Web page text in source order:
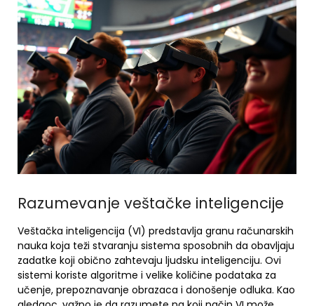
Razumevanje veštačke inteligencije
Veštačka inteligencija (VI) predstavlja granu računarskih
nauka koja teži stvaranju sistema sposobnih da obavljaju
zadatke koji obično zahtevaju ljudsku inteligenciju. Ovi
sistemi koriste algoritme i velike količine podataka za
učenje, prepoznavanje obrazaca i donošenje odluka. Kao